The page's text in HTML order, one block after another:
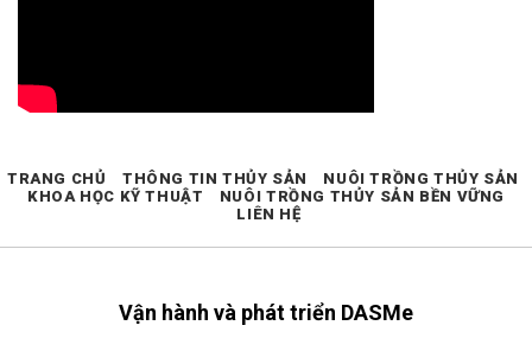
Vận hành và phát triển DASMe
TRANG CHỦ THÔNG TIN THỦY SẢN
NUÔI TRỒNG THỦY SẢN
KHOA HỌC KỸ THUẬT
NUÔI TRỒNG THỦY SẢN BỀN VỮNG
LIÊN HỆ